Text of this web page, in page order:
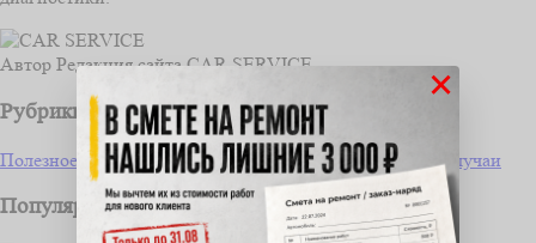
Автор Редакция сайта CAR SERVICE
Рубрики
Полезное водителю Ремонт и обслуживание Частные случаи
Популярные статьи
×